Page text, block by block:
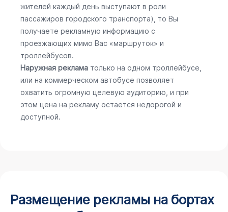
жителей каждый день выступают в роли
пассажиров городского транспорта), то Вы
получаете рекламную информацию с
проезжающих мимо Вас «маршруток» и
троллейбусов.
Наружная реклама только на одном троллейбусе,
или на коммерческом автобусе позволяет
охватить огромную целевую аудиторию, и при
этом цена на рекламу остается недорогой и
доступной.
Размещение рекламы на бортах